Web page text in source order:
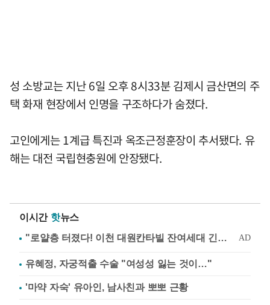
성 소방교는 지난 6일 오후 8시33분 김제시 금산면의 주
택 화재 현장에서 인명을 구조하다가 숨졌다.
고인에게는 1계급 특진과 옥조근정훈장이 추서됐다. 유
해는 대전 국립현충원에 안장됐다.
이시간 핫뉴스
유혜정, 자궁적출 수술 "여성성 잃는 것이…"
'마약 자숙' 유아인, 남사친과 뽀뽀 근황